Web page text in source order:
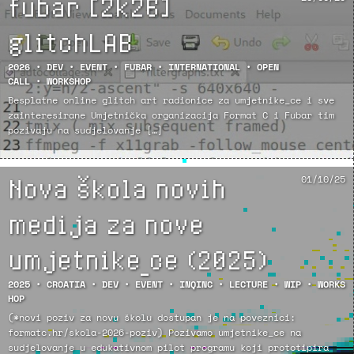
glitchLAB
2026• DEV• EVENT• FUBAR• INTERNATIONAL • OPEN
CALL•WORKSHOP
Besplatne online glitch art radionice za umjetnike_ce i sve
zainteresirane Umjetnička organizacija Format C i Fubar tim
pozivaju na sudjelovanje […]
01/10/25
Nova škola novih
medija za nove
umjetnike_ce (2025)
2025• CROATIA• DEV• EVENT• INQINC• LECTURE• WIP•WORKS
HOP
(*novi poziv za novu školu dostupan je na poveznici:
formatc.hr/skola-2026-poziv) Pozivamo umjetnike_ce na
sudjelovanje u edukativnom pilot programu koji prototipira